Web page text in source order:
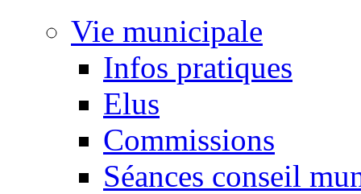
Vie municipale
Infos pratiques
Elus
Commissions
Séances conseil